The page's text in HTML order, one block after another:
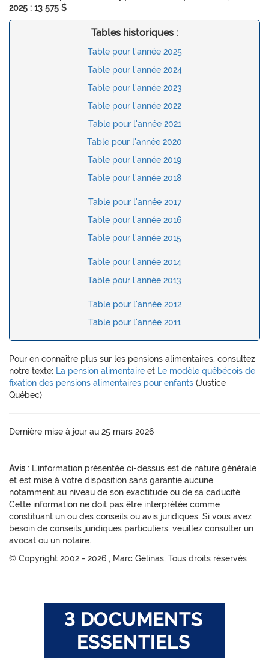
2025 : 13 575 $
Tables historiques :
Table pour l'année 2025
Table pour l'année 2024
Table pour l'année 2023
Table pour l'année 2022
Table pour l'année 2021
Table pour l'année 2020
Table pour l'année 2019
Table pour l'année 2018
Table pour l'année 2017
Table pour l'année 2016
Table pour l'année 2015
Table pour l'année 2014
Table pour l'année 2013
Table pour l'année 2012
Table pour l'année 2011
Pour en connaître plus sur les pensions alimentaires, consultez
notre texte: La pension alimentaire et Le modèle québécois de
fixation des pensions alimentaires pour enfants (Justice
Québec)
Dernière mise à jour au 25 mars 2026
Avis : L'information présentée ci-dessus est de nature générale
et est mise à votre disposition sans garantie aucune
notamment au niveau de son exactitude ou de sa caducité.
Cette information ne doit pas être interprétée comme
constituant un ou des conseils ou avis juridiques. Si vous avez
besoin de conseils juridiques particuliers, veuillez consulter un
avocat ou un notaire.
© Copyright 2002 - 2026 , Marc Gélinas, Tous droits réservés